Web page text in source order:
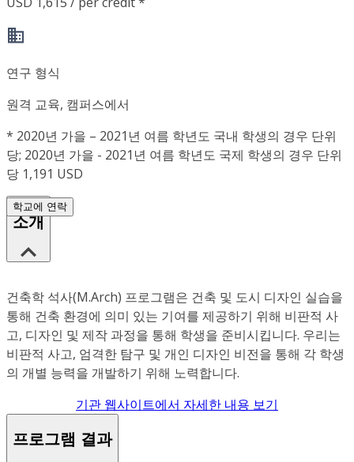
연구 형식
원격 교육, 캠퍼스에서
* 2020년 가을 – 2021년 여름 학년도 국내 학생의 경우 단위
당; 2020년 가을 - 2021년 여름 학년도 국제 학생의 경우 단위
당 1,191 USD
학교에 연락
소개
건축학 석사(M.Arch) 프로그램은 건축 및 도시 디자인 실습을
통해 건축 환경에 의미 있는 기여를 제공하기 위해 비판적 사
고, 디자인 및 제작 과정을 통해 학생을 준비시킵니다. 우리는
비판적 사고, 엄격한 탐구 및 개인 디자인 비전을 통해 각 학생
의 개별 능력을 개발하기 위해 노력합니다.
기관 웹사이트에서 자세한 내용 보기
프로그램 결과